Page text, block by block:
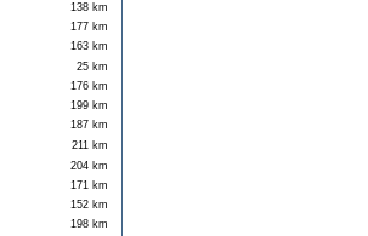
138 km
177 km
163 km
25 km
176 km
199 km
187 km
211 km
204 km
171 km
152 km
198 km